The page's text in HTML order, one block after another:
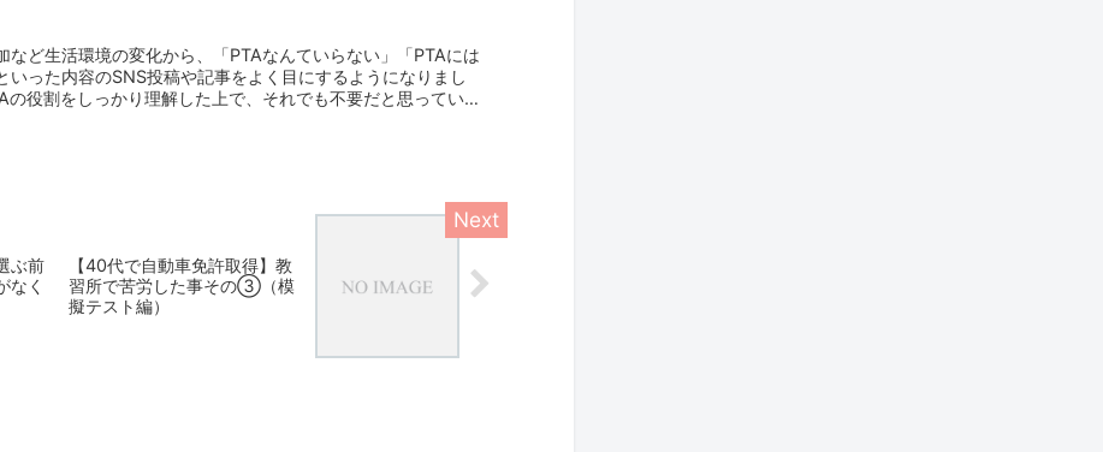
など生活環境の変化から、「PTAなんていらない」「PTAには
いった内容のSNS投稿や記事をよく目にするようになりまし
の役割をしっかり理解した上で、それでも不要だと思ってい
ぶ前
なく
【40代で自動車免許取得】教
習所で苦労した事その③（模
擬テスト編）